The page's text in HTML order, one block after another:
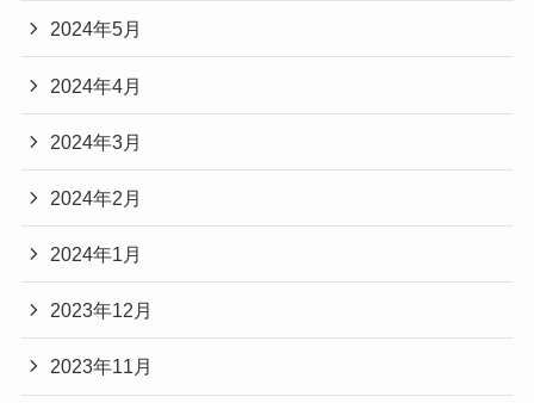
2024年5月
2024年4月
2024年3月
2024年2月
2024年1月
2023年12月
2023年11月